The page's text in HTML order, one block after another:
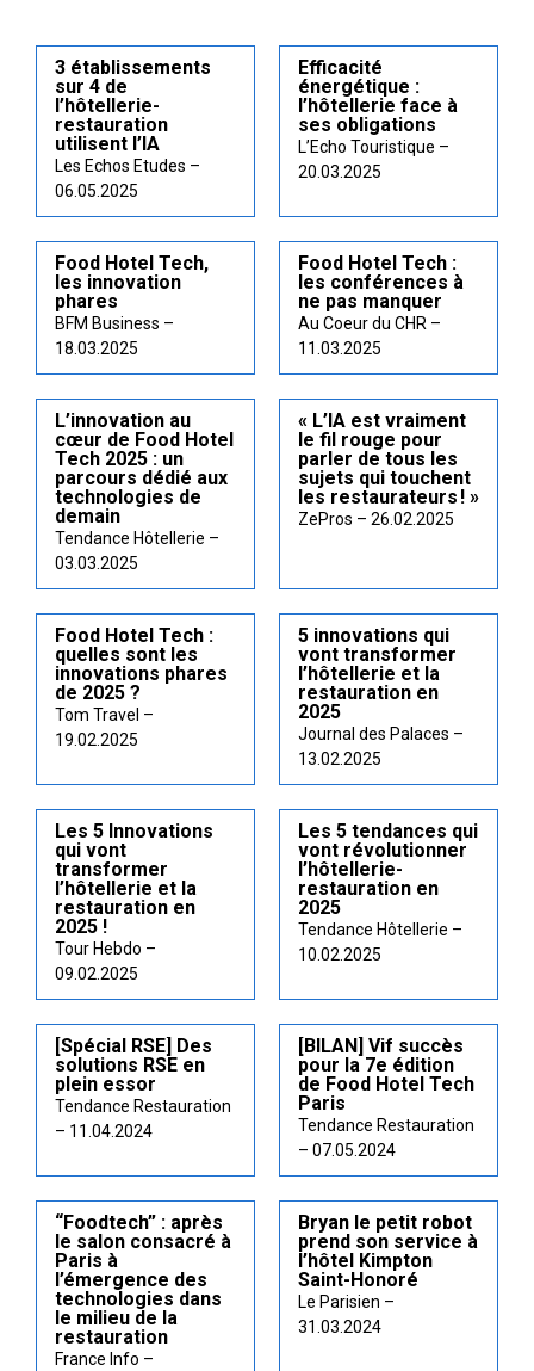
3 établissements
sur 4 de
l’hôtellerie-
restauration
utilisent l’IA
Les Echos Etudes –
06.05.2025
Efficacité
énergétique :
l’hôtellerie face à
ses obligations
L’Echo Touristique –
20.03.2025
Food Hotel Tech,
les innovation
phares
BFM Business –
18.03.2025
Food Hotel Tech :
les conférences à
ne pas manquer
Au Coeur du CHR –
11.03.2025
L’innovation au
cœur de Food Hotel
Tech 2025 : un
parcours dédié aux
technologies de
demain
Tendance Hôtellerie –
03.03.2025
« L’IA est vraiment
le fil rouge pour
parler de tous les
sujets qui touchent
les restaurateurs ! »
ZePros – 26.02.2025
Food Hotel Tech :
quelles sont les
innovations phares
de 2025 ?
Tom Travel –
19.02.2025
5 innovations qui
vont transformer
l’hôtellerie et la
restauration en
2025
Journal des Palaces –
13.02.2025
Les 5 Innovations
qui vont
transformer
l’hôtellerie et la
restauration en
2025 !
Tour Hebdo –
09.02.2025
Les 5 tendances qui
vont révolutionner
l’hôtellerie-
restauration en
2025
Tendance Hôtellerie –
10.02.2025
[Spécial RSE] Des
solutions RSE en
plein essor
Tendance Restauration
– 11.04.2024
[BILAN] Vif succès
pour la 7e édition
de Food Hotel Tech
Paris
Tendance Restauration
– 07.05.2024
“Foodtech” : après
le salon consacré à
Paris à
l’émergence des
technologies dans
le milieu de la
restauration
France Info –
Bryan le petit robot
prend son service à
l’hôtel Kimpton
Saint-Honoré
Le Parisien –
31.03.2024